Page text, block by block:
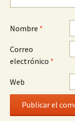
Nombre *
Correo
electrónico *
Web